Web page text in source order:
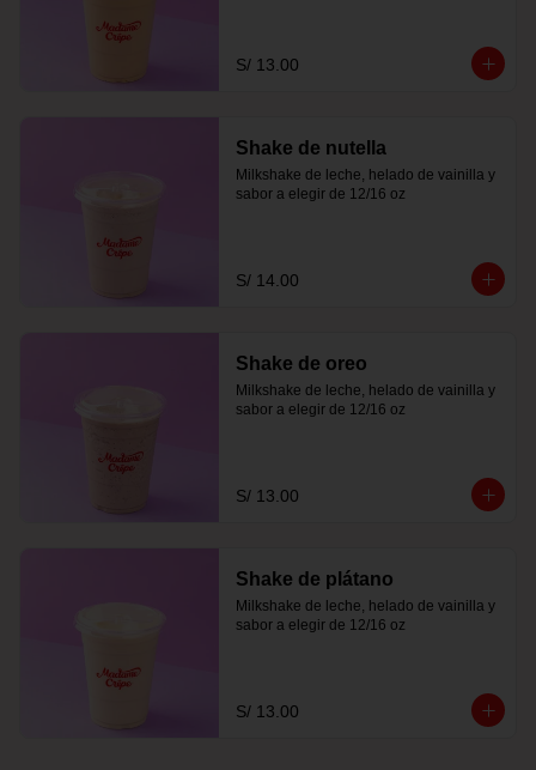
S/ 13.00
Shake de nutella
Milkshake de leche, helado de vainilla y
sabor a elegir de 12/16 oz
S/ 14.00
Shake de oreo
Milkshake de leche, helado de vainilla y
sabor a elegir de 12/16 oz
S/ 13.00
Shake de plátano
Milkshake de leche, helado de vainilla y
sabor a elegir de 12/16 oz
S/ 13.00